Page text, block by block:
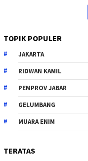
TOPIK POPULER
JAKARTA
RIDWAN KAMIL
PEMPROV JABAR
GELUMBANG
MUARA ENIM
TERATAS